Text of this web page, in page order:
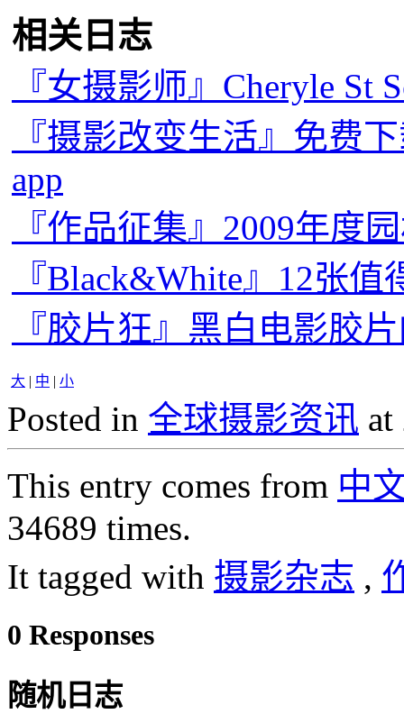
相关日志
『女摄影师』Cheryle St
『摄影改变生活』免费
app
『作品征集』2009年度
『Black&White』12张
『胶片狂』黑白电影胶
大 | 中 | 小
Posted in 全球摄影资讯 at
This entry comes from 中
34689 times.
It tagged with 摄影杂志 ,
0 Responses
随机日志